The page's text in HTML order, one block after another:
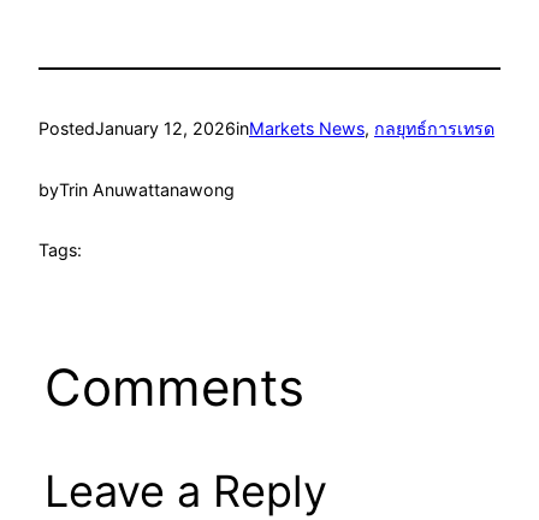
PostedJanuary 12, 2026inMarkets News, กลยุทธ์การเทรด
byTrin Anuwattanawong
Tags:
Comments
Leave a Reply